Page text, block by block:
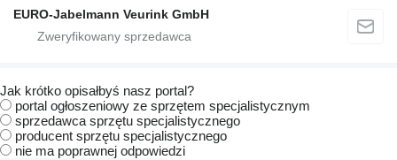
EURO-Jabelmann Veurink GmbH
Jak krótko opisałbyś nasz portal?
portal ogłoszeniowy ze sprzętem specjalistycznym
sprzedawca sprzętu specjalistycznego
producent sprzętu specjalistycznego
nie ma poprawnej odpowiedzi